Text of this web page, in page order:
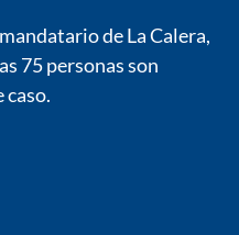
de La Calera,
75 personas son
caso.